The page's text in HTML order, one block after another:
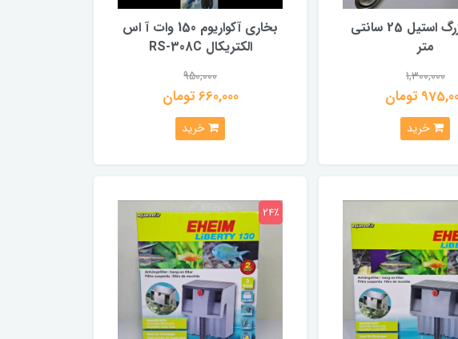
دفیوزر بزرگ استیل 25 سانتی
متر
1,300,000
تومان
خرید
بخاری آکواریوم 150 وات آ اس
الکتریکال RS-308C
950,000
660,000 تومان
خرید
24٪